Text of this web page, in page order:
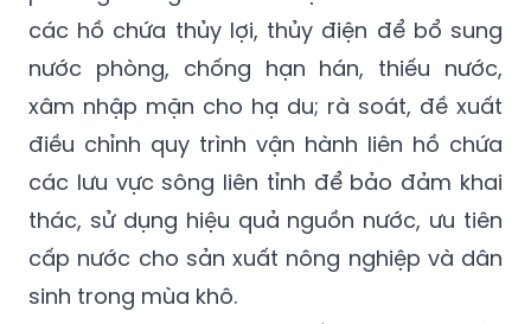
nông thôn, Bộ Công Thương và các địa
phương thống nhất kế hoạch điều tiết nước
các hồ chứa thủy lợi, thủy điện để bổ sung
nước phòng, chống hạn hán, thiếu nước,
xâm nhập mặn cho hạ du; rà soát, đề xuất
điều chỉnh quy trình vận hành liên hồ chứa
các lưu vực sông liên tỉnh để bảo đảm khai
thác, sử dụng hiệu quả nguồn nước, ưu tiên